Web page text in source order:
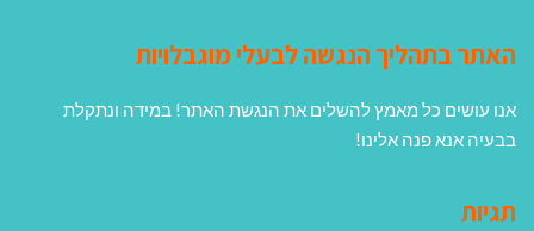
האתר בתהליך הנגשה לבעלי מוגבלויות
אנו עושים כל מאמץ להשלים את הנגשת האתר! במידה ונתקלת
בבעיה אנא פנה אלינו!
תגיות